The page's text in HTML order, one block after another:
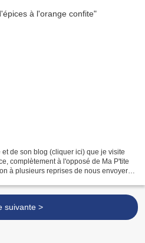
de son blog (cliquer ici) que je visite
complètement à l'opposé de Ma P'tite
à plusieurs reprises de nous envoyer
suivante >